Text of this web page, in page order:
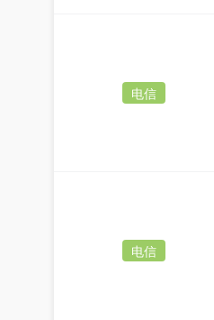
电信
电信